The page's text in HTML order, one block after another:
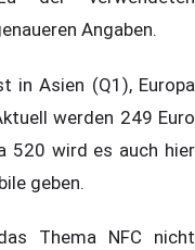
Angaben.
in Asien (Q1), Europa
werden 249 Euro
520 wird es auch hier
geben.
Thema NFC nicht